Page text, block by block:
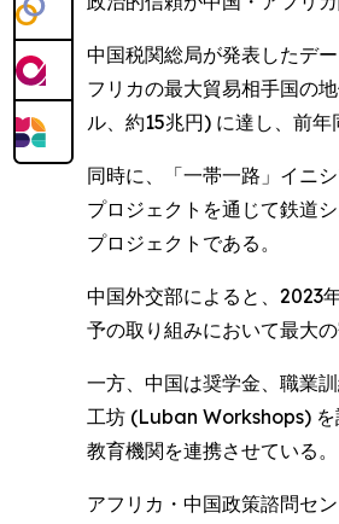
中国税関総局が発表したデ
フリカの最大貿易相手国の
ル、約15兆円) に達し、前年
同時に、「一帯一路」イニ
プロジェクトを通じて鉄道
プロジェクトである。
中国外交部によると、2023
予の取り組みにおいて最大
一方、中国は奨学金、職業
工坊 (Luban Workshops) を
教育機関を連携させている。
アフリカ・中国政策諮問セ